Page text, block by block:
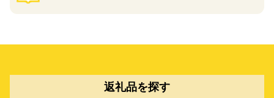
返礼品を探す